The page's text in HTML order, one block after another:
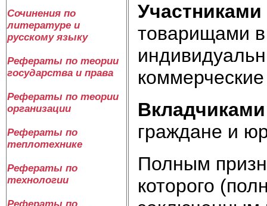
Сочинения по
литературе и
русскому языку
Рефераты по теории
государства и права
Рефераты по теории
организации
Рефераты по
теплотехнике
Рефераты по
технологии
Участниками
товарищами
Вкладчиками
граждане и
Полным
которого